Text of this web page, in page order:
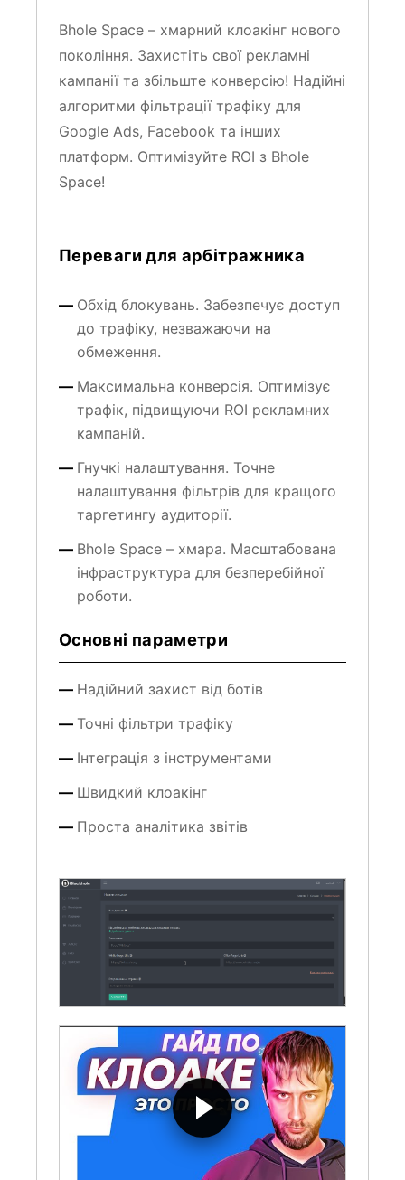
Bhole Space – хмарний клоакінг нового
покоління. Захистіть свої рекламні
кампанії та збільште конверсію! Надійні
алгоритми фільтрації трафіку для
Google Ads, Facebook та інших
платформ. Оптимізуйте ROI з Bhole
Space!
Переваги для арбітражника
Обхід блокувань. Забезпечує доступ
до трафіку, незважаючи на
обмеження.
Максимальна конверсія. Оптимізує
трафік, підвищуючи ROI рекламних
кампаній.
Гнучкі налаштування. Точне
налаштування фільтрів для кращого
таргетингу аудиторії.
Bhole Space – хмара. Масштабована
інфраструктура для безперебійної
роботи.
Основні параметри
Надійний захист від ботів
Точні фільтри трафіку
Інтеграція з інструментами
Швидкий клоакінг
Проста аналітика звітів